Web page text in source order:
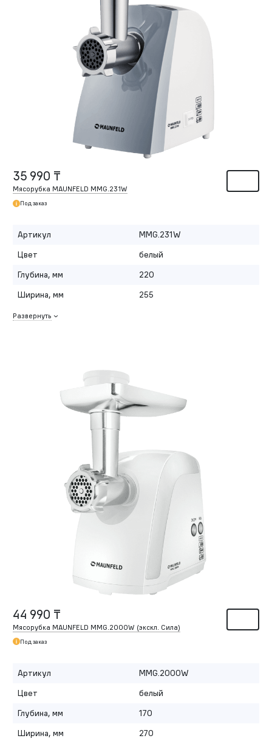
35 990 ₸
Мясорубка MAUNFELD MMG.231W
Под заказ
Артикул
MMG.231W
Цвет
белый
Глубина, мм
220
Ширина, мм
255
Развернуть
44 990 ₸
Мясорубка MAUNFELD MMG.2000W (экскл. Сила)
Под заказ
Артикул
MMG.2000W
Цвет
белый
Глубина, мм
170
Ширина, мм
270